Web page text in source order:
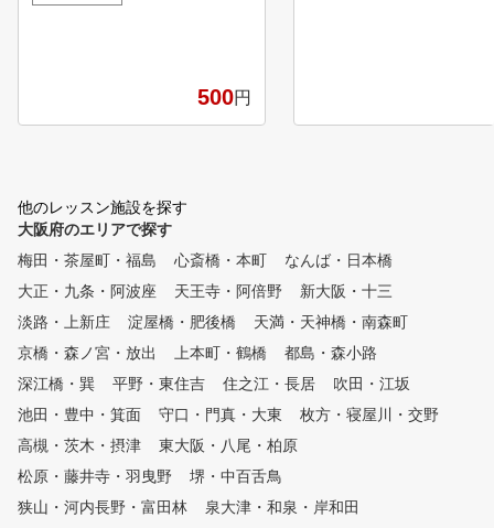
受け放題！ 店舗相互利用も可
ん。 1レッスン50分間に、最大
いただけるように、驚きの低価
格と、安心の定額料金で、あり
そうでなかった「レッスン受け
ゴルフの上達を目指す皆様のご
入会を、心よりお待ちしており
していただき、ぜひ皆様の目標
を達成してください。 親切な
教え方で定評がある、元プロ野
ンも受けられます。 スタッフ
一同、全力でサポートさせてい
500円
他のレッスン施設を探す
大阪府のエリアで探す
梅田・茶屋町・福島
心斎橋・本町
なんば・日本橋
大正・九条・阿波座
天王寺・阿倍野
新大阪・十三
淡路・上新庄
淀屋橋・肥後橋
天満・天神橋・南森町
京橋・森ノ宮・放出
上本町・鶴橋
都島・森小路
深江橋・巽
平野・東住吉 住之江・長居
吹田・江坂
池田・豊中・箕面
守口・門真・大東
枚方・寝屋川・交野
高槻・茨木・摂津
東大阪・八尾・柏原
松原・藤井寺・羽曳野
堺・中百舌鳥
狭山・河内長野・富田林
泉大津・和泉・岸和田